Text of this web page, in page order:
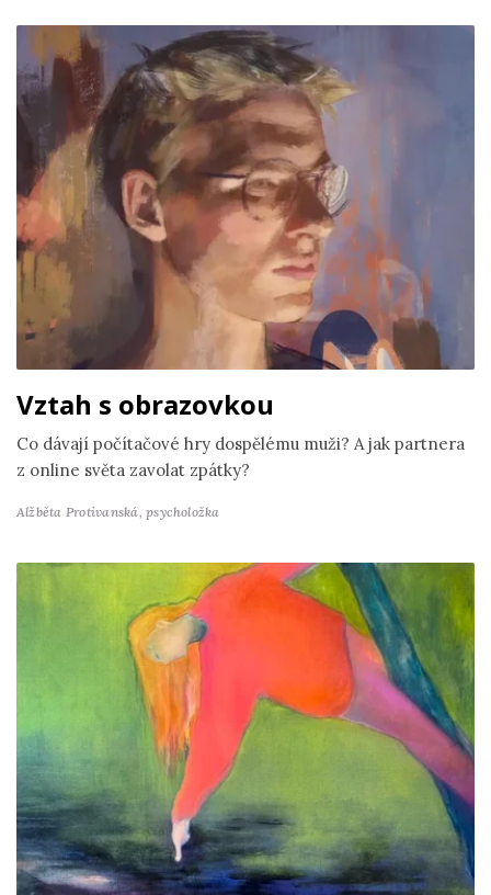
Vztah s obrazovkou
Co dávají počítačové hry dospělému muži? A jak partnera
z online světa zavolat zpátky?
Alžběta Protivanská,psycholožka